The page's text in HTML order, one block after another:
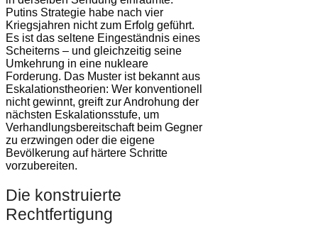
Putins Strategie habe nach vier
Kriegsjahren nicht zum Erfolg geführt.
Es ist das seltene Eingeständnis eines
Scheiterns – und gleichzeitig seine
Umkehrung in eine nukleare
Forderung. Das Muster ist bekannt aus
Eskalationstheorien: Wer konventionell
nicht gewinnt, greift zur Androhung der
nächsten Eskalationsstufe, um
Verhandlungsbereitschaft beim Gegner
zu erzwingen oder die eigene
Bevölkerung auf härtere Schritte
vorzubereiten.
Die konstruierte
Rechtfertigung